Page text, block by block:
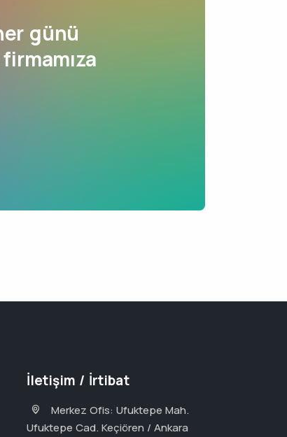
günü
İletişim / İrtibat
Merkez Ofis: Ufuktepe Mah.
Ufuktepe Cad. Keçiören / Ankara